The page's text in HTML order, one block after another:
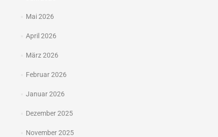
Mai 2026
April 2026
März 2026
Februar 2026
Januar 2026
Dezember 2025
November 2025